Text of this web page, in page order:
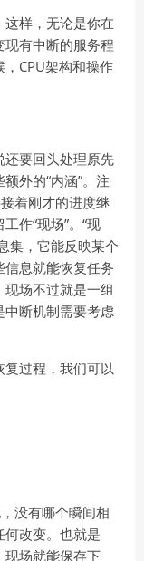
样，无论是你在
有中断的服务程
CPU架构和操作
还要回头处理原先
外的“内涵”。注
着刚才的进度继
作“现场”。“现
集，它能反映某个
息就能恢复任务
场不过就是一组
中断机制需要考虑
过程，我们可以
没有哪个瞬间相
改变。也就是
现场就能保存下